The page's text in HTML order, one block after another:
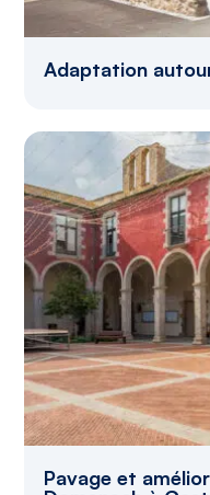
Adaptation
Pavage et